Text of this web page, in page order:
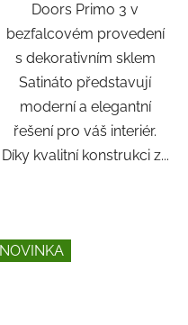
Doors Primo 3 v
bezfalcovém provedení
s dekorativním sklem
Satináto představují
moderní a elegantní
řešení pro váš interiér.
Díky kvalitní konstrukci z...
NOVINKA